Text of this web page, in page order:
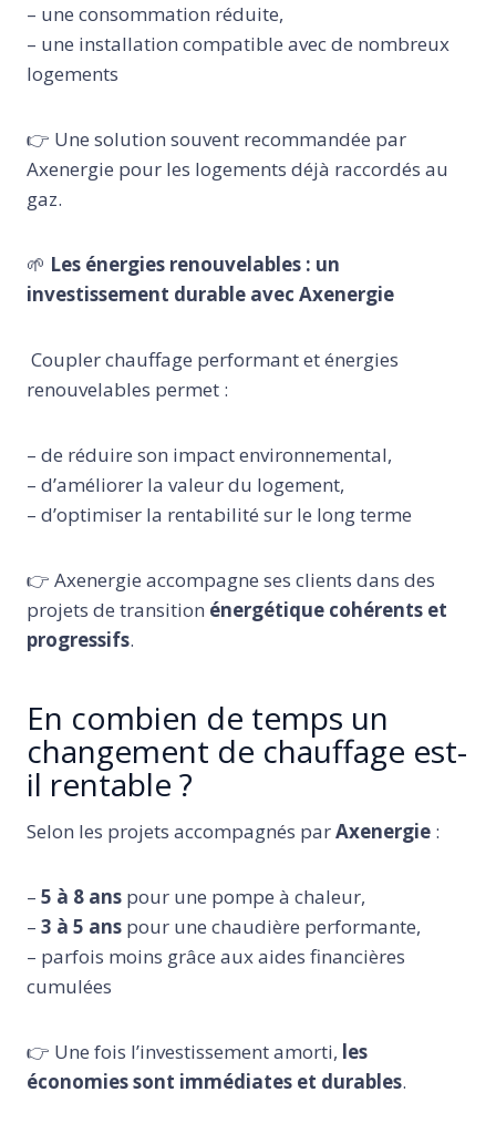
– une consommation réduite,
– une installation compatible avec de nombreux
logements
👉 Une solution souvent recommandée par
Axenergie pour les logements déjà raccordés au
gaz.
🌱 Les énergies renouvelables : un
investissement durable avec Axenergie
Coupler chauffage performant et énergies
renouvelables permet :
– de réduire son impact environnemental,
– d’améliorer la valeur du logement,
– d’optimiser la rentabilité sur le long terme
👉 Axenergie accompagne ses clients dans des
projets de transition énergétique cohérents et
progressifs.
En combien de temps un
changement de chauffage est-
il rentable ?
Selon les projets accompagnés parAxenergie :
– 5 à 8 ans pour une pompe à chaleur,
– 3 à 5 ans pour une chaudière performante,
– parfois moins grâce aux aides financières
cumulées
👉 Une fois l’investissement amorti, les
économies sont immédiates et durables.